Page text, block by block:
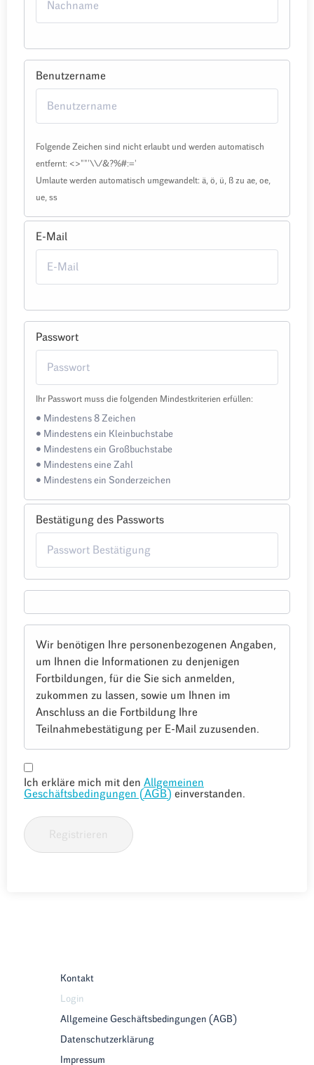
Benutzername
Folgende Zeichen sind nicht erlaubt und werden automatisch
entfernt: <>""'\\/&?%#:='
Umlaute werden automatisch umgewandelt: ä, ö, ü, ß zu ae, oe,
ue, ss
E-Mail
Passwort
Ihr Passwort muss die folgenden Mindestkriterien erfüllen:
• Mindestens 8 Zeichen
• Mindestens ein Kleinbuchstabe
• Mindestens ein Großbuchstabe
• Mindestens eine Zahl
• Mindestens ein Sonderzeichen
Bestätigung des Passworts
Wir benötigen Ihre personenbezogenen Angaben,
um Ihnen die Informationen zu denjenigen
Fortbildungen, für die Sie sich anmelden,
zukommen zu lassen, sowie um Ihnen im
Anschluss an die Fortbildung Ihre
Teilnahmebestätigung per E-Mail zuzusenden.
Ich erkläre mich mit den Allgemeinen
Geschäftsbedingungen (AGB) einverstanden.
Registrieren
Kontakt
Login
Allgemeine Geschäftsbedingungen (AGB)
Datenschutzerklärung
Impressum